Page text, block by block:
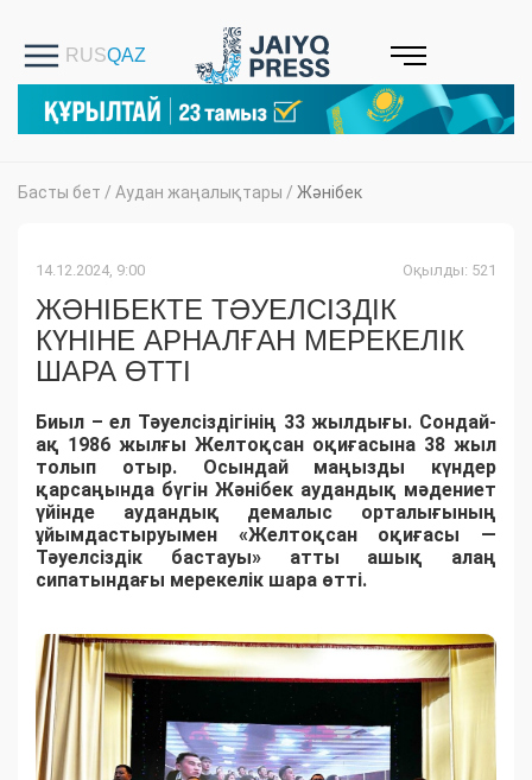
Басты бет / Аудан жаңалықтары / Жәнібек
14.12.2024, 9:00 Оқылды: 521
ЖӘНІБЕКТЕ ТӘУЕЛСІЗДІК
КҮНІНЕ АРНАЛҒАН МЕРЕКЕЛІК
ШАРА ӨТТІ
Биыл – ел Тәуелсіздігінің 33 жылдығы. Сондай-
ақ 1986 жылғы Желтоқсан оқиғасына 38 жыл
толып отыр. Осындай маңызды күндер
қарсаңында бүгін Жәнібек аудандық мәдениет
үйінде аудандық демалыс орталығының
ұйымдастыруымен «Желтоқсан оқиғасы —
Тәуелсіздік бастауы» атты ашық алаң
сипатындағы мерекелік шара өтті.